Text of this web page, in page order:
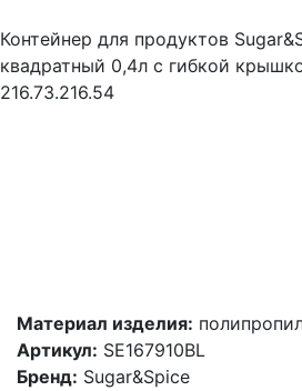
Контейнер для продуктов
квадратный 0,4л с гибкой
216.73.216.54
Материал изделия:
Артикул: SE167910BL
Бренд: Sugar&Spice